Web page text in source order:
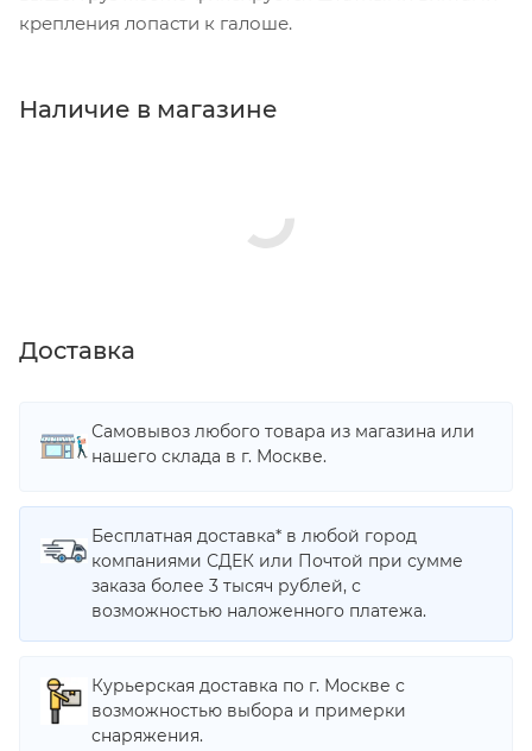
крепления лопасти к галоше.
Наличие в магазине
Доставка
Самовывоз любого товара из магазина или
нашего склада в г. Москве.
Бесплатная доставка* в любой город
компаниями СДЕК или Почтой при сумме
заказа более 3 тысяч рублей, с
возможностью наложенного платежа.
Курьерская доставка по г. Москве с
возможностью выбора и примерки
снаряжения.